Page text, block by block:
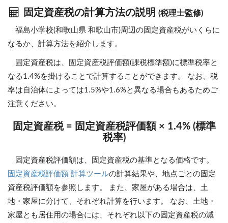
固定資産税の計算方法の説明 (税理士監修)
福島小学校(和歌山県 和歌山市)周辺の固定資産税がいくらに
なるか、計算方法を紹介します。
固定資産税は、固定資産税評価額(課税標準額)に標準税率と
なる1.4%を掛けることで計算することができます。 なお、税
率は自治体によっては1.5%や1.6%と異なる場合もあるためご
注意ください。
固定資産税 = 固定資産税評価額 × 1.4% (標準
税率)
固定資産税評価額は、固定資産税の基準となる価格です。
固定資産税評価額 計算ツールの計算結果や、地点ごとの固定
資産税評価額を参照します。 また、家屋がある場合は、土
地・家屋に分けて、それぞれ計算を行います。 なお、土地・
家屋とも居住用の場合には、それぞれ以下の固定資産税の減